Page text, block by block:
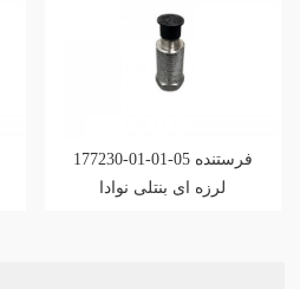
177230-01-01-05 فرستنده
لرزه ای بنتلی نوادا